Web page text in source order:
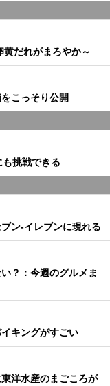
だれがまろやか～
こっそり公開
挑戦できる
ン-イレブンに現れる
？：今週のグルメま
キングがすごい
洋水産のまごころが